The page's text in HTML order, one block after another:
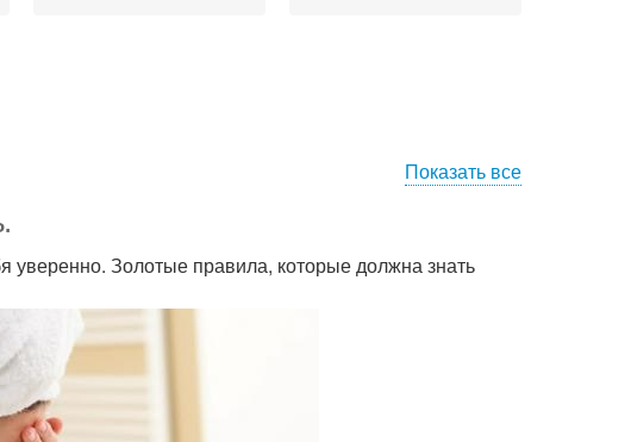
Показать все
уверенно. Золотые правила, которые должна знать